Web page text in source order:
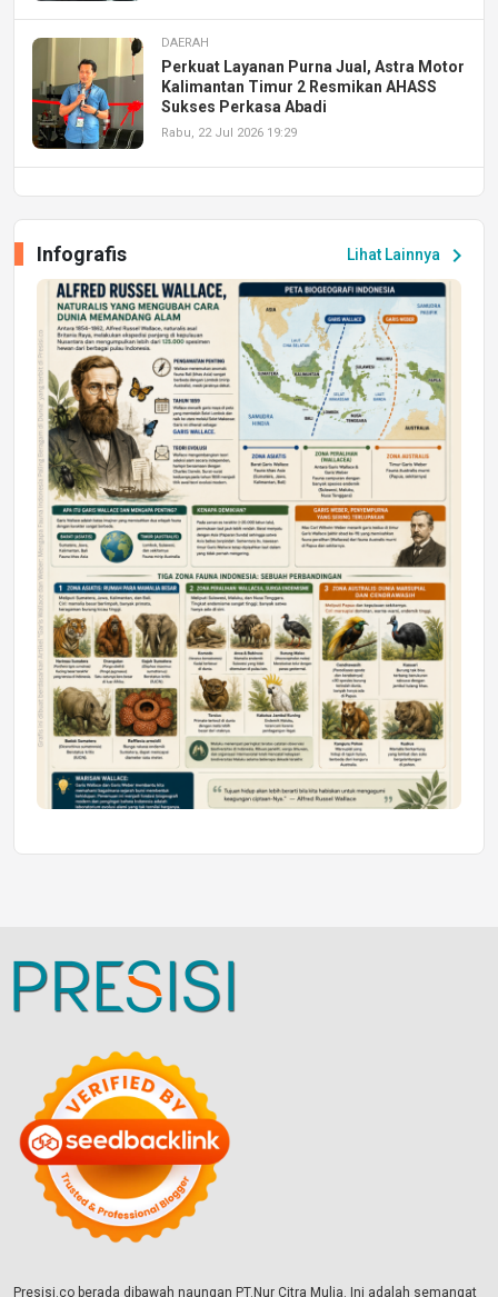
DAERAH
Perkuat Layanan Purna Jual, Astra Motor
Kalimantan Timur 2 Resmikan AHASS
Sukses Perkasa Abadi
Rabu, 22 Jul 2026 19:29
Peluang Kerja dan Magang
Jumat, 17 Jul 2026 22:30
DAERAH
Astra Motor Kalimantan Timur 2 Dukung
Mahasiswa Samarinda dalam Astra
Honda SDGs Future Leaders 2026
Jumat, 10 Jul 2026 19:01
Lihat Lainnya chevron_right
Infografis
Presisi.co berada dibawah naungan PT.Nur Citra Mulia. Ini adalah semangat